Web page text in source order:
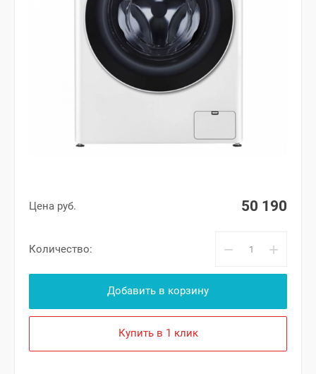
Цена руб. 50 190
Количество: − +
Добавить в корзину
Купить в 1 клик